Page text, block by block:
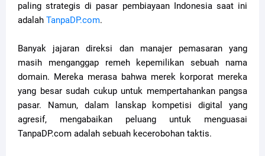
paling strategis di pasar pembiayaan Indonesia saat ini
adalah TanpaDP.com.
Banyak jajaran direksi dan manajer pemasaran yang
masih menganggap remeh kepemilikan sebuah nama
domain. Mereka merasa bahwa merek korporat mereka
yang besar sudah cukup untuk mempertahankan pangsa
pasar. Namun, dalam lanskap kompetisi digital yang
agresif, mengabaikan peluang untuk menguasai
TanpaDP.com adalah sebuah kecerobohan taktis.